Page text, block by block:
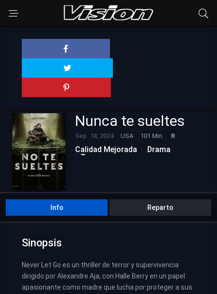
Nunca te sueltes
Sep. 18, 2024 USA 101 Min. R
Calidad Mejorada
Drama
Terror
Info Reparto
Sinopsis
Never Let Go es un thriller de terror y supervivencia
dirigido por Alexandre Aja, con Halle Berry en un papel
apasionante como madre que lucha por proteger a sus